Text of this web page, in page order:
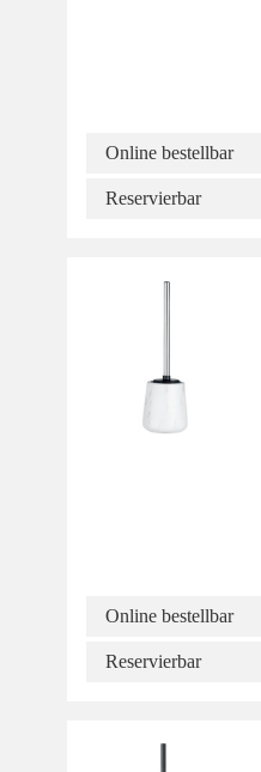
Online bestellbar
Reservierbar
Online bestellbar
Reservierbar